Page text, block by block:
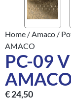
Home / Amaco /
AMACO
PC-09
€24,50